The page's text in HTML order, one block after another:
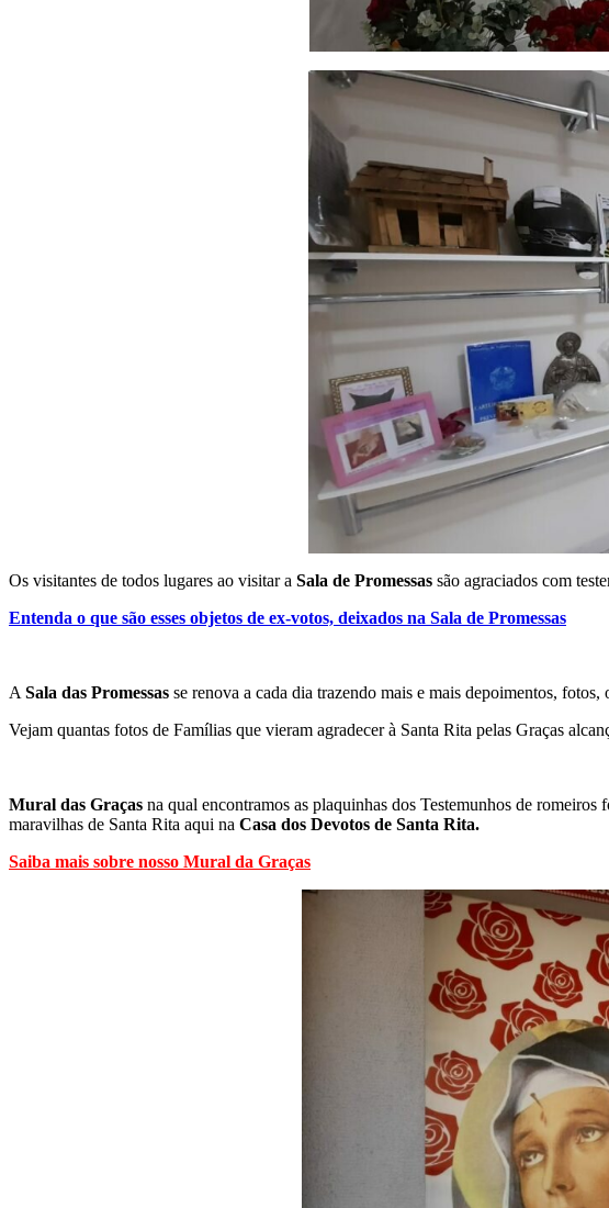
Os visitantes de todos lugares ao visitar a Sala de Promessas são agraciados com
Entenda o que são esses objetos de ex-votos, deixados na Sala de Promessas
A Sala das Promessas se renova a cada dia trazendo mais e mais depoimentos, fotos,
Vejam quantas fotos de Famílias que vieram agradecer à Santa Rita pelas Graças
Mural das Graças na qual encontramos as plaquinhas dos Testemunhos de
maravilhas de Santa Rita aqui na Casa dos Devotos de Santa Rita.
Saiba mais sobre nosso Mural da Graças